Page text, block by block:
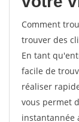
Comment
trouver des
En tant
facile de
réaliser
vous permet
instantannée